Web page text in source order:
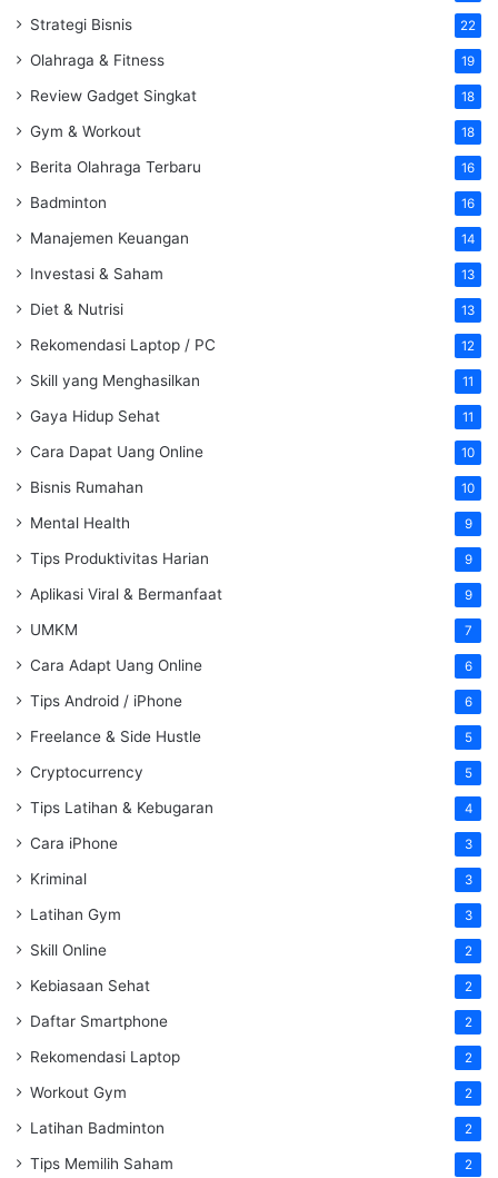
Strategi Bisnis 22
Olahraga & Fitness 19
Review Gadget Singkat 18
Gym & Workout 18
Berita Olahraga Terbaru 16
Badminton 16
Manajemen Keuangan 14
Investasi & Saham 13
Diet & Nutrisi 13
Rekomendasi Laptop / PC 12
Skill yang Menghasilkan 11
Gaya Hidup Sehat 11
Cara Dapat Uang Online 10
Bisnis Rumahan 10
Mental Health 9
Tips Produktivitas Harian 9
Aplikasi Viral & Bermanfaat 9
UMKM 7
Cara Adapt Uang Online 6
Tips Android / iPhone 6
Freelance & Side Hustle 5
Cryptocurrency 5
Tips Latihan & Kebugaran 4
Cara iPhone 3
Kriminal 3
Latihan Gym 3
Skill Online 2
Kebiasaan Sehat 2
Daftar Smartphone 2
Rekomendasi Laptop 2
Workout Gym 2
Latihan Badminton 2
Tips Memilih Saham 2